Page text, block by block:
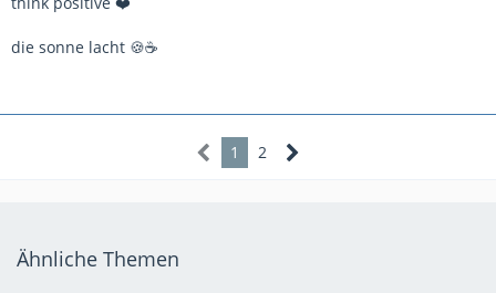
die sonne lacht 🍪☕
1 2
Ähnliche Themen